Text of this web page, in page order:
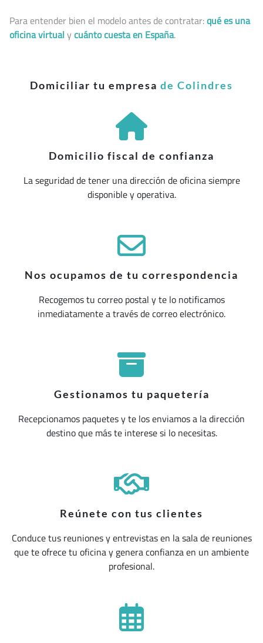
Para entender bien el modelo antes de contratar:qué es una
oficina virtual ycuánto cuesta en España.
Domiciliar tu empresa de Colindres
Domicilio fiscal de confianza
La seguridad de tener una dirección de oficina siempre
disponible y operativa.
Nos ocupamos de tu correspondencia
Recogemos tu correo postal y te lo notificamos
inmediatamente a través de correo electrónico.
Gestionamos tu paquetería
Recepcionamos paquetes y te los enviamos a la dirección
destino que más te interese si lo necesitas.
Reúnete con tus clientes
Conduce tus reuniones y entrevistas en la sala de reuniones
que te ofrece tu oficina y genera confianza en un ambiente
profesional.